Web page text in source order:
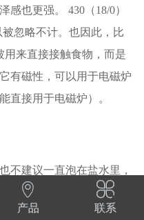
也更强。 430（18/0）
忽略不计。也因此，比
用来直接接触食物，而是
有磁性，可以用于电磁炉
直接用于电磁炉）。
不建议一直泡在盐水里，
造成生锈。平时清洗可以

产品

联系